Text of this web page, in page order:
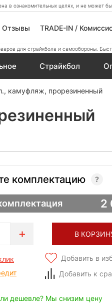
в ознакомительных целях, и не может
Отзывы TRADE-IN /
для страйкбола и самообороны.
Страйкбол
камуфляж, прорезиненный
комплектацию
2
В
Добавить в
Добавить к
дешевле? Мы снизим цену